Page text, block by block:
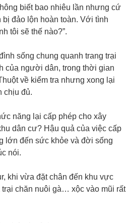
biết bao nhiêu lần nhưng cứ
bị đảo lộn hoàn toàn. Với tình
tôi sẽ thế nào?”.
sống chung quanh trang trại
của người dân, trong thời gian
về kiểm tra nhưng xong lại
chịu đủ.
năng lại cấp phép cho xây
dân cư? Hậu quả của việc cấp
lớn đến sức khỏe và đời sống
nói.
khi vừa đặt chân đến khu vực
chăn nuôi gà… xộc vào mũi rất